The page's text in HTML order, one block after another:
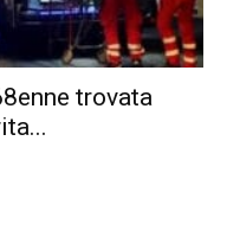
trovata